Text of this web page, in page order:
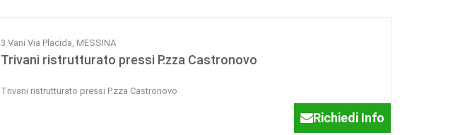
3 Vani Via Placida, MESSINA
Trivani ristrutturato pressi P.zza Castronovo
Trivani ristrutturato pressi P.zza Castronovo
Richiedi Info